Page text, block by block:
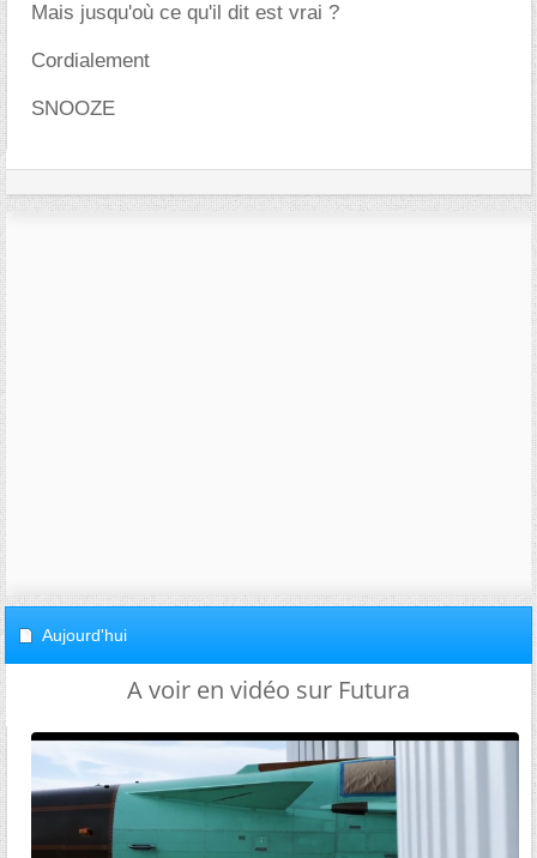
Mais jusqu'où ce qu'il dit est vrai ?
Cordialement
SNOOZE
Aujourd'hui
A voir en vidéo sur Futura